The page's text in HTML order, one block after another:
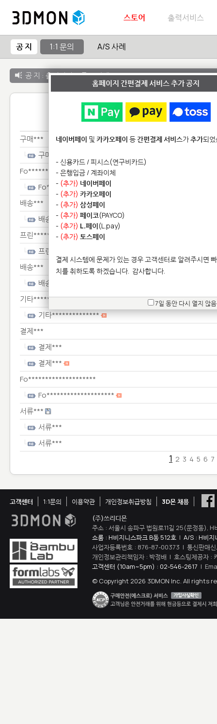
스토어 출력서비스
공 지 1:1 문의 A/S 사례
공 지 : 출력서비스 종료 안내
1:1 문
구매***
구매***
Fo********************
Fo********************
배송***
배송***
프린****************
프린****************
배송***
배송***
기타**************
기타**************
결제***
결제***
결제***
Fo********************
Fo********************
서류***
서류***
서류***
1 2 3 4 5 6 7
고객센터 1:1문의 이용약관 개인정보취급방침
3D몬 채용
(주)쓰리디몬
주소 : 서울시 송파구 법원로11길 25(문정동),
쇼룸 : H비지니스파크 B동 512호 | A/S : H비지
사업자등록번호 : 876-87-00373 | 통신판매
개인정보관리책임자 : 박정배 | 호스팅제공자 :
고객센터 (10am~5pm) : 02-546-2617 |
© Copyright 2026 3DMON Inc. All rights
홈페이지 간편결제 서비스 추가 공지
네이버페이 및 카카오페이 등간편결제 서비스가추가되
- 신용카드 / 피시스(연구비카드)
- 은행입금 / 계좌이체
- (추가) 네이버페이
- (추가) 카카오페이
- (추가) 삼성페이
- (추가) 페이코(PAYCO)
- (추가) L.페이(L.pay)
- (추가) 토스페이
결제 시스템에 문제가 있는 경우 고객센터로 알려주시면
치를 취하도록 하겠습니다. 감사합니다.
7일 동안 다시 열지 않음